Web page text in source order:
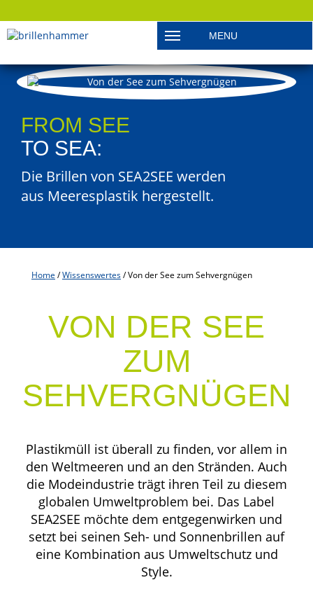
Toggle navigation
MENU
FROM SEE
TO SEA:
Die Brillen von SEA2SEE werden
aus Meeres­plastik hergestellt.
Home /Wissens­wertes/Von der See zum Sehvergnügen
VON DER SEE
ZUM
SEHVERGNÜGEN
Plastikmüll ist überall zu finden, vor allem in
den Weltmeeren und an den Stränden. Auch
die Modeindustrie trägt ihren Teil zu diesem
globalen Umweltproblem bei. Das Label
SEA2SEE möchte dem entgegenwirken und
setzt bei seinen Seh- und Sonnenbrillen auf
eine Kombination aus Umweltschutz und
Style.